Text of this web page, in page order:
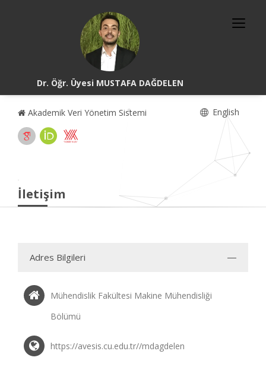
Dr. Öğr. Üyesi MUSTAFA DAĞDELEN
Akademik Veri Yönetim Sistemi English
İletişim
Adres Bilgileri
Mühendislik Fakültesi Makine Mühendisliği
Bölümü
https://avesis.cu.edu.tr//mdagdelen